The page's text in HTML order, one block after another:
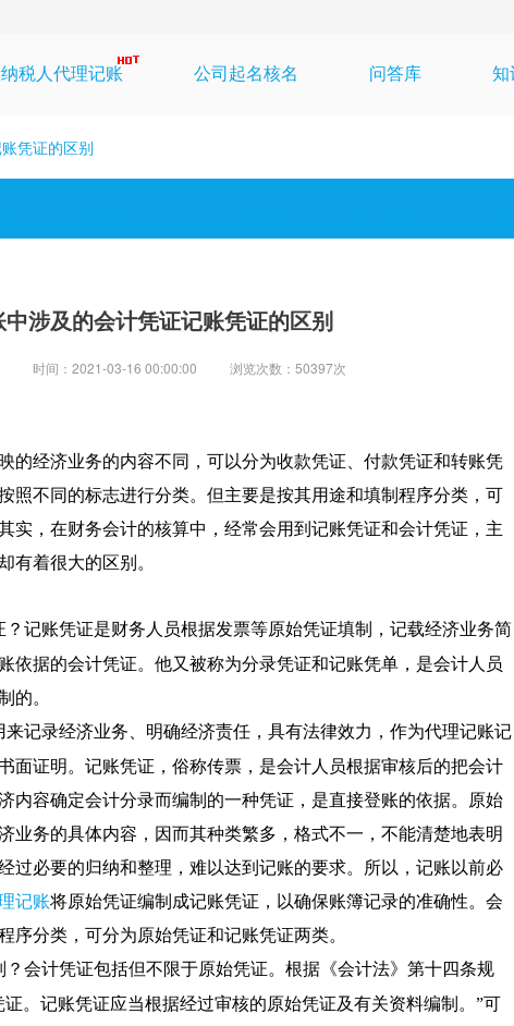
税人代理记账 公司起名核名 问答库 知
凭证的区别
涉及的会计凭证记账凭证的区别
时间：2021-03-16 00:00:00 浏览次数：50397次
的经济业务的内容不同，可以分为收款凭证、付款凭证和转账凭
照不同的标志进行分类。但主要是按其用途和填制程序分类，可
实，在财务会计的核算中，经常会用到记账凭证和会计凭证，主
有着很大的区别。
？记账凭证是财务人员根据发票等原始凭证填制，记载经济业务简
依据的会计凭证。他又被称为分录凭证和记账凭单，是会计人员
的。
来记录经济业务、明确经济责任，具有法律效力，作为代理记账记
面证明。记账凭证，俗称传票，是会计人员根据审核后的把会计
内容确定会计分录而编制的一种凭证，是直接登账的依据。原始
业务的具体内容，因而其种类繁多，格式不一，不能清楚地表明
过必要的归纳和整理，难以达到记账的要求。所以，记账以前必
记账将原始凭证编制成记账凭证，以确保账簿记录的准确性。会
序分类，可分为原始凭证和记账凭证两类。
？会计凭证包括但不限于原始凭证。根据《会计法》第十四条规
。记账凭证应当根据经过审核的原始凭证及有关资料编制。”可